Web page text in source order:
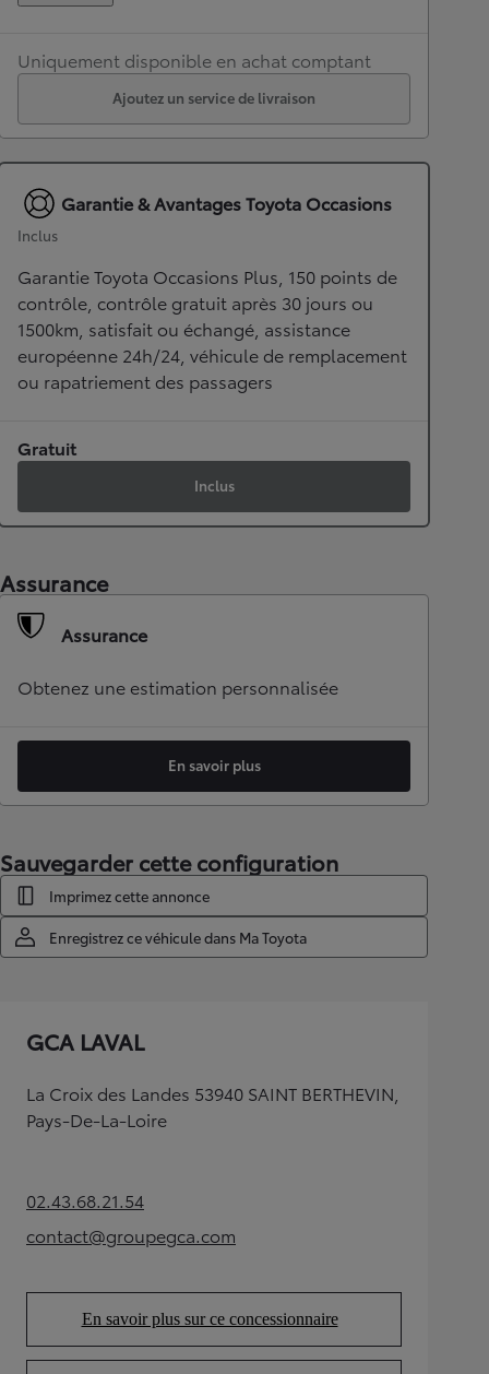
Uniquement disponible en achat comptant
Ajoutez un service de livraison
Garantie & Avantages Toyota Occasions
Inclus
Garantie Toyota Occasions Plus, 150 points de
contrôle, contrôle gratuit après 30 jours ou
1500km, satisfait ou échangé, assistance
européenne 24h/24, véhicule de remplacement
ou rapatriement des passagers
Gratuit
Inclus
Assurance
Assurance
Obtenez une estimation personnalisée
En savoir plus
Sauvegarder cette configuration
Imprimez cette annonce
Enregistrez ce véhicule dans Ma Toyota
GCA LAVAL
La Croix des Landes 53940 SAINT BERTHEVIN,
Pays-De-La-Loire
02.43.68.21.54(Opens in new tab)
contact@groupegca.com
(Opens in new tab)
En savoir plus sur ce concessionnaire
(Opens in new tab)